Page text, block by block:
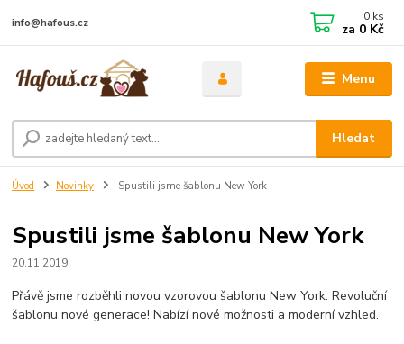
Menu
Hledat
info@hafous.cz 0 ks
za 0 Kč
Úvod Novinky Spustili jsme šablonu New York
Spustili jsme šablonu New York
20.11.2019
Přávě jsme rozběhli novou vzorovou šablonu New York. Revoluční
šablonu nové generace! Nabízí nové možnosti a moderní vzhled.